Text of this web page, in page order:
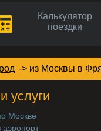
Калькулятор
поездки
-> из Москвы в
услуги
Москве
аэропорт